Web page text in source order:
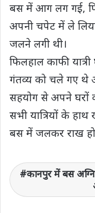
बस में आग लग गई,
अपनी चपेट में ले
जलने लगी थी।
फिलहाल काफी
गंतव्य को चले गए
सहयोग से अपने घरों
सभी यात्रियों के
बस में जलकर राख हो
कानपुर में बस